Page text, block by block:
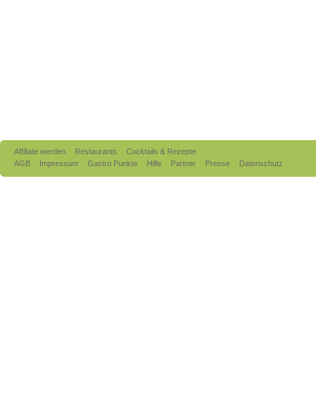
Affiliate werden Restaurants
Cocktails & Rezepte
AGB
Impressum Gastro Punkte Hilfe Partner Presse Datenschutz